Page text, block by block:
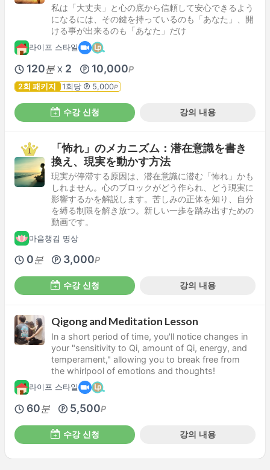
私は「大丈夫」と心の底から信頼して安心できるよう
になるには、その鍵を持っているのも「あなた」、開
ける事が出来るのも「あなた」だけ
라이프 스타일
120분 X 2 10,000P
2회 패키지 1회당 5,000P
수강 신청 강의 내용
「怖れ」のメカニズム：潜在意識を書き
換え、現実を動かす方法
現実が停滞する原因は、潜在意識に潜む「怖れ」かも
しれません。心のブロックがどう作られ、どう現実に
影響するかを解説します。苦しみの正体を知り、自分
を縛る制限を解き放つ。新しい一歩を踏み出すための
動画です。
마음챙김 명상
0분 3,000P
수강 신청 강의 내용
Qigong and Meditation Lesson
In a short period of time, you'll notice changes in
your "sensitivity to Qi, amount of Qi, energy, and
temperament," allowing you to break free from
the whirlpool of emotions and thoughts!
라이프 스타일
60분 5,500P
수강 신청 강의 내용